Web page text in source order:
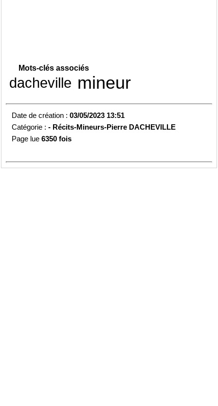
Mots-clés associés
dacheville mineur
Date de création :03/05/2023 13:51
Catégorie :- Récits-Mineurs-Pierre DACHEVILLE
Page lue6350 fois